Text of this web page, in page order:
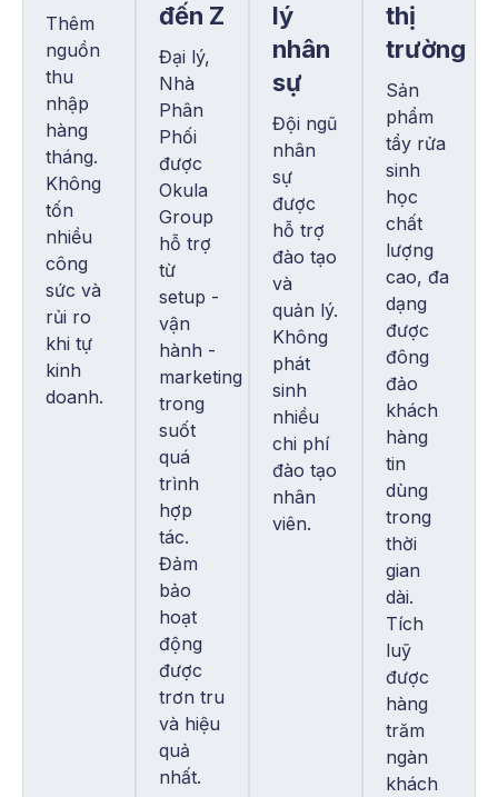
Thêm
nguồn
thu
nhập
hàng
tháng.
Không
tốn
nhiều
công
sức và
rủi ro
khi tự
kinh
doanh.
đến Z
Đại lý,
Nhà
Phân
Phối
được
Okula
Group
hỗ trợ
từ
setup -
vận
hành -
marketing
trong
suốt
quá
trình
hợp
tác.
Đảm
bảo
hoạt
động
được
trơn tru
và hiệu
quả
nhất.
lý
nhân
sự
Đội ngũ
nhân
sự
được
hỗ trợ
đào tạo
và
quản lý.
Không
phát
sinh
nhiều
chi phí
đào tạo
nhân
viên.
thị
trường
Sản
phẩm
tẩy rửa
sinh
học
chất
lượng
cao, đa
dạng
được
đông
đảo
khách
hàng
tin
dùng
trong
thời
gian
dài.
Tích
luỹ
được
hàng
trăm
ngàn
khách